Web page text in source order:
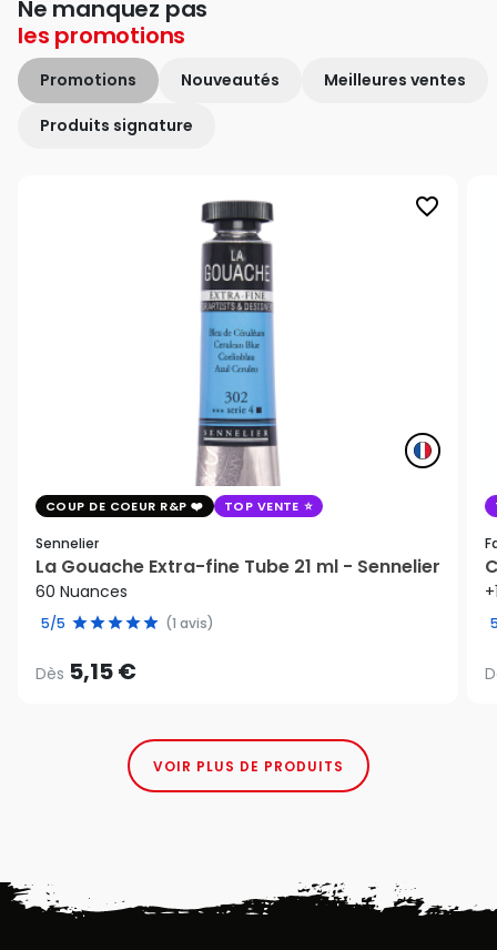
Ne manquez pas
les promotions
Promotions Nouveautés Meilleures ventes
Produits signature
favorite_border
COUP DE COEUR R&P TOP VENTE
Sennelier
La Gouache Extra-fine Tube 21 ml - Sennelier
60 Nuances
5/5 (1 avis)
Dès 5,15 €
VOIR PLUS DE PRODUITS